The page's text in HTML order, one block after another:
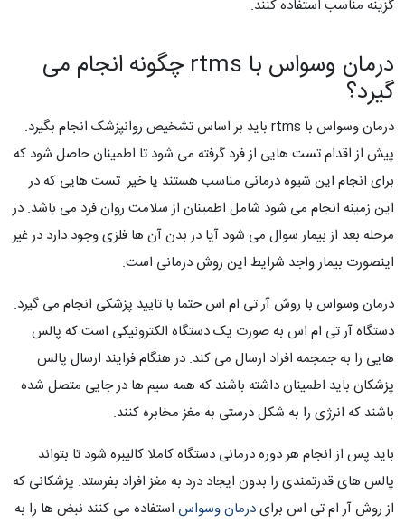
گزینه مناسب استفاده کنند.
درمان وسواس با rtms چگونه انجام می
گیرد؟
درمان وسواس با rtms باید بر اساس تشخیص روانپزشک انجام بگیرد.
پیش از اقدام تست هایی از فرد گرفته می شود تا اطمینان حاصل شود که
برای انجام این شیوه درمانی مناسب هستند یا خیر. تست هایی که در
این زمینه انجام می شود شامل اطمینان از سلامت روان فرد می باشد. در
مرحله بعد از بیمار سوال می شود آیا در بدن آن ها فلزی وجود دارد در غیر
اینصورت بیمار واجد شرایط این روش درمانی است.
درمان وسواس با روش آر تی ام اس حتما با تایید پزشکی انجام می گیرد.
دستگاه آر تی ام اس به صورت یک دستگاه الکترونیکی است که پالس
هایی را به جمجمه افراد ارسال می کند. در هنگام فرایند ارسال پالس
پزشکان باید اطمینان داشته باشند که همه سیم ها در جایی متصل شده
باشند که انرژی را به شکل درستی به مغز مخابره کنند.
باید پس از انجام هر دوره درمانی دستگاه کاملا کالیبره شود تا بتواند
پالس های قدرتمندی را بدون ایجاد درد به مغز افراد بفرستد. پزشکانی که
از روش آر ام تی اس برایدرمان وسواس استفاده می کنند نبض ها را به